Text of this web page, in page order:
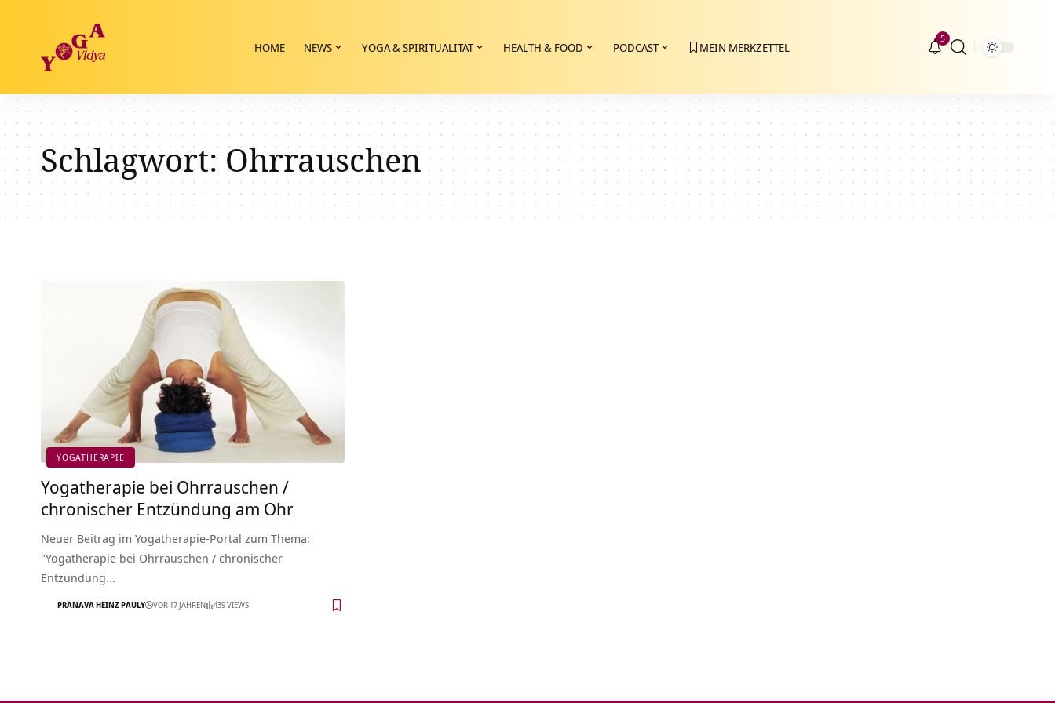
HOME NEWS YOGA & SPIRITUALITÄT HEALTH & FOOD PODCAST MEIN MERKZETTEL
5
Schlagwort: Ohrrauschen
YOGATHERAPIE
Yogatherapie bei Ohrrauschen /
chronischer Entzündung am Ohr
Neuer Beitrag im Yogatherapie-Portal zum Thema:
"Yogatherapie bei Ohrrauschen / chronischer
Entzündung…
PRANAVA HEINZ PAULY VOR 17 JAHREN 439 VIEWS